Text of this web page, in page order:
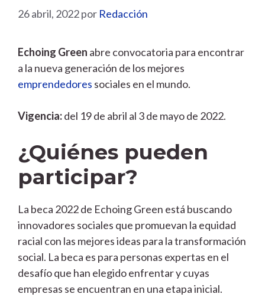
26 abril, 2022por Redacción
Echoing Green abre convocatoria para encontrar
a la nueva generación de los mejores
emprendedores sociales en el mundo.
Vigencia:del 19 de abril al 3 de mayo de 2022.
¿Quiénes pueden
participar?
La beca 2022 de Echoing Green está buscando
innovadores sociales que promuevan la equidad
racial con las mejores ideas para la transformación
social. La beca es para personas expertas en el
desafío que han elegido enfrentar y cuyas
empresas se encuentran en una etapa inicial.